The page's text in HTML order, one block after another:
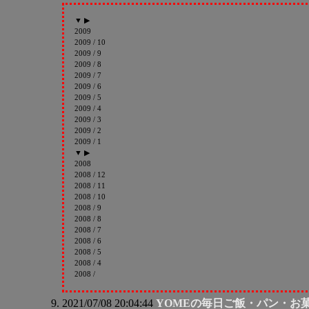
▼ ▶
2009
2009 / 10
2009 / 9
2009 / 8
2009 / 7
2009 / 6
2009 / 5
2009 / 4
2009 / 3
2009 / 2
2009 / 1
▼ ▶
2008
2008 / 12
2008 / 11
2008 / 10
2008 / 9
2008 / 8
2008 / 7
2008 / 6
2008 / 5
2008 / 4
2008 /
2021/07/08 20:04:44 YOMEの毎日ご飯・パン・お